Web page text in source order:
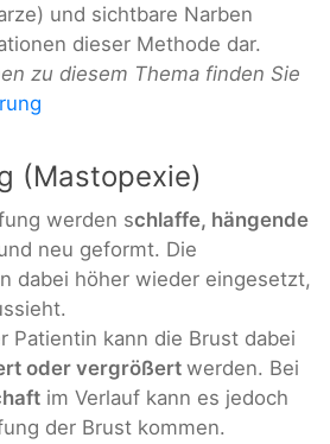
und sichtbare Narben
dieser Methode dar.
zu diesem Thema finden Sie
(Mastopexie)
werden schlaffe, hängende
neu geformt. Die
dabei höher wieder eingesetzt,
Patientin kann die Brust dabei
oder vergrößert werden. Bei
im Verlauf kann es jedoch
der Brust kommen.